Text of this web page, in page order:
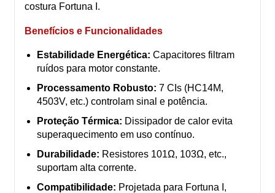
costura Fortuna I.
Benefícios e Funcionalidades
Estabilidade Energética: Capacitores filtram
ruídos para motor constante.
Processamento Robusto: 7 CIs (HC14M,
4503V, etc.) controlam sinal e potência.
Proteção Térmica: Dissipador de calor evita
superaquecimento em uso contínuo.
Durabilidade: Resistores 101Ω, 103Ω, etc.,
suportam alta corrente.
Compatibilidade: Projetada para Fortuna I,